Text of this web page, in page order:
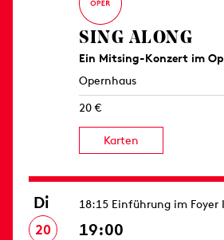
SING ALONG
Ein Mitsing-Konzert im
Opernhaus
20 €
Karten
Di
20
18:15 Einführung im Foyer
19:00